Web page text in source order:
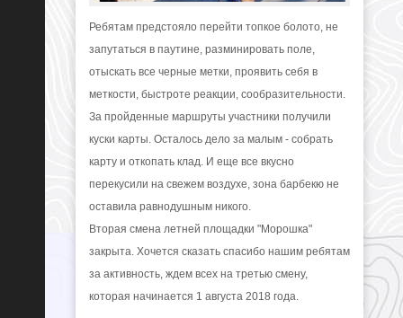
Ребятам предстояло перейти топкое болото, не
запутаться в паутине, разминировать поле,
отыскать все черные метки, проявить себя в
меткости, быстроте реакции, сообразительности.
За пройденные маршруты участники получили
куски карты. Осталось дело за малым - собрать
карту и откопать клад. И еще все вкусно
перекусили на свежем воздухе, зона барбекю не
оставила равнодушным никого.
Вторая смена летней площадки "Морошка"
закрыта. Хочется сказать спасибо нашим ребятам
за активность, ждем всех на третью смену,
которая начинается 1 августа 2018 года.